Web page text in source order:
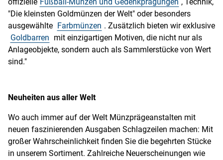
"Die kleinsten Goldmünzen der Welt" oder besonders
ausgewählte Farbmünzen . Zusätzlich bieten wir exklusive
Goldbarren mit einzigartigen Motiven, die nicht nur als
Anlageobjekte, sondern auch als Sammlerstücke von Wert
sind."
Neuheiten aus aller Welt
Wo auch immer auf der Welt Münzprägeanstalten mit
neuen faszinierenden Ausgaben Schlagzeilen machen: Mit
großer Wahrscheinlichkeit finden Sie die begehrten Stücke
in unserem Sortiment. Zahlreiche Neuerscheinungen wie